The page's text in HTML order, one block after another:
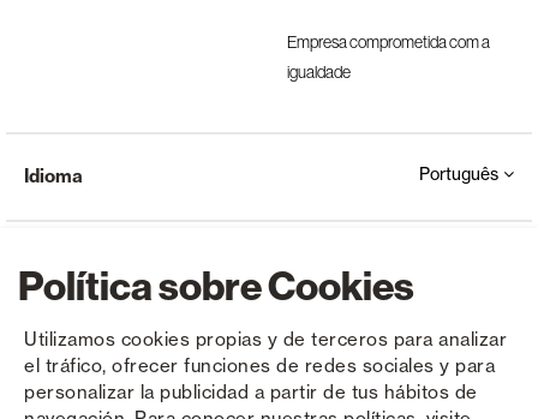
Política sobre Cookies
Utilizamos cookies propias y de terceros para analizar
el tráfico, ofrecer funciones de redes sociales y para
personalizar la publicidad a partir de tus hábitos de
Empresa comprometida com a
igualdade
Copyright © Saxun 2023 - 2026 Política de privacidade Aviso Legal Cookies
Idioma Português